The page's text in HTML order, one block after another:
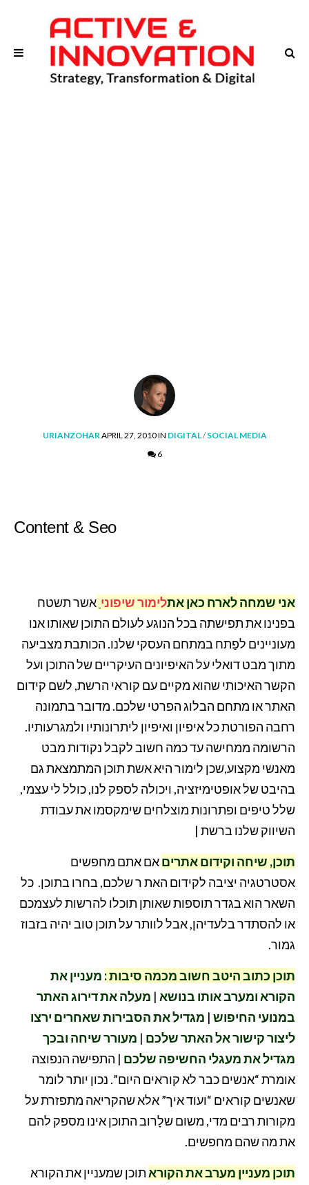
POSTED
URIANZOHARAPRIL 27, 2010IN POSTED
DIGITAL/ SOCIAL MEDIA
6
Content & Seo
אני שמחה לארח כאן אתלימור שיפוני אשר תשטח
בפנינו את תפישתה בכל הנוגע לעולם התוכן שאותו אנו
מעוניינים לפַתח במתחם העסקי שלנו. הכותבת מצביעה
מתוך מבט דואלי על האיפיונים העיקריים של התוכן ועל
הקשר האיכותי שהוא מקיים עם קוראי הרשת, לשם קידום
האתר או מתחם הבלוג הפרטי שלכם. מדובר בתמונה
רחבה הפורטת כל איפיון ואיפיון ליתרונותיו ולמגרעותיו.
הרשומה ממחישה עד כמה חשוב לקבל נקודות מבט
מאנשי מקצוע,שכן לימור היא אשת תוכן המתמצאת גם
בהיבט של אופטימיזציה, ויכולה לספק לנו, כולל לי עצמי,
שלל טיפים ופתרונות מוצלחים שימקסמו את עבודת
השיווק שלנו ברשת |
תוכן, שיחה וקידום אתריםאם אתם מחפשים
אסטרטגיה יציבה לקידום האת ר שלכם, בחרו בתוכן. כל
השאר הוא בגדר תוספות שאותן תוכלו להרשות לעצמכם
או להסתדר בלעדיהן, אבל לוותר על תוכן טוב יהיה בזבוז
גמור.
תוכן כתוב היטב חשוב מכמה סיבות : מעניין את
הקורא ומערב אותו בנושא | מעלה את דירוג האתר
במנועי החיפוש | מגדילאת הסבירות שאחרים ירצו
ליצור קישור אל האתר שלכם | מעורר שיחה ובכך
מגדיל את מעגלי החשיפה שלכם | התפישה הנפוצה
אומרת “אנשים כבר לא קוראים היום”. נכון יותר לומר
שאנשים קוראים “ועוד איך” אלא שהקריאה מתפזרת על
מקורות רבים מדי, משום שלָרוב התוכן אינו מספק להם
את מה שהם מחפשים.
תוכן מעניין מערב את הקוראתוכן שמעניין את הקורא